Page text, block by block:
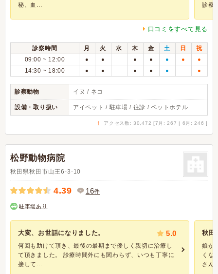
秘、血...
診察
口コミをすべて見る
診察時間 月 火 水 木 金 土 日
祝
09:00 ~ 12:00
● ● ● ● ● ● ●
14:30 ~ 18:00 ● ● ● ● ● ●
診察動物 イヌ / ネコ
設備・取り扱い アイペット / 駐車場 / 往診 / ペットホテル
↑ アクセス数: 30,472 [7月: 267 | 6月: 246 ]
松野動物病院
秋田県秋田市山王6-3-10
4.39 16件
駐車場あり
大変、お世話になりました。 5.0
何回も助けて頂き、最後の最期まで優しく親切に治療し
て頂きました。 診療時間外にも関わらず、いつも丁寧に
接して...
秋田
娘が
くな
さん